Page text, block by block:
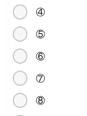
④
⑤
⑥
⑦
⑧